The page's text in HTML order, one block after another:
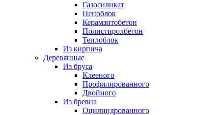
Газосиликат
Пеноблок
Керамзитобетон
Полистиролбетон
Теплоблок
Из кирпича
Деревянные
Из бруса
Клееного
Профилированного
Двойного
Из бревна
Оцилиндрованного